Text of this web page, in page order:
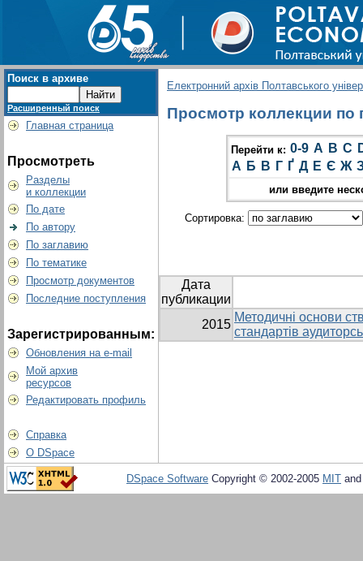
Поиск в архиве
Расширенный поиск
Главная страница
Просмотреть
Разделы
и коллекции
По дате
По автору
По заглавию
По тематике
Просмотр документов
Последние поступления
Зарегистрированным:
Обновления на e-mail
Мой архив
ресурсов
Редактировать профиль
Справка
О DSpace
Електронний архів Полтавського
Просмотр коллекции по
Перейти к: 0-9 A B C
А Б В Г Ґ Д Е Є Ж
или введите
Сортировка:
Дата
публикации
2015
Методичні основи
стандартів
DSpace Software Copyright © 2002-2005 MIT